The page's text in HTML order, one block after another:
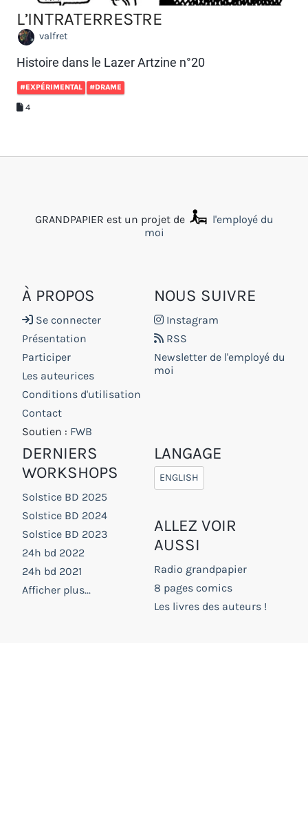
L’INTRATERRESTRE
valfret
Histoire dans le Lazer Artzine n°20
#EXPÉRIMENTAL #DRAME
4
GRANDPAPIER est un projet de
l'employé du
moi
À PROPOS
Se connecter
Présentation
Participer
Les auteurices
Conditions d'utilisation
Contact
Soutien : FWB
NOUS SUIVRE
Instagram
RSS
Newsletter de l'employé du
moi
DERNIERS
WORKSHOPS
Solstice BD 2025
Solstice BD 2024
Solstice BD 2023
24h bd 2022
24h bd 2021
Afficher plus...
LANGAGE
ENGLISH
ALLEZ VOIR
AUSSI
Radio grandpapier
8 pages comics
Les livres des auteurs !